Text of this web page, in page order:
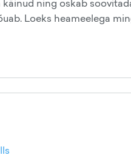
ning oskab
Loeks heameelega